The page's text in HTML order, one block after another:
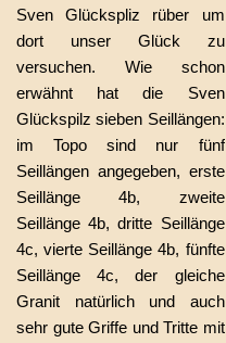
Sven Glückspliz rüber um
dort unser Glück zu
versuchen. Wie schon
erwähnt hat die Sven
Glückspilz sieben Seillängen:
im Topo sind nur fünf
Seillängen angegeben, erste
Seillänge 4b, zweite
Seillänge 4b, dritte Seillänge
4c, vierte Seillänge 4b, fünfte
Seillänge 4c, der gleiche
Granit natürlich und auch
sehr gute Griffe und Tritte mit